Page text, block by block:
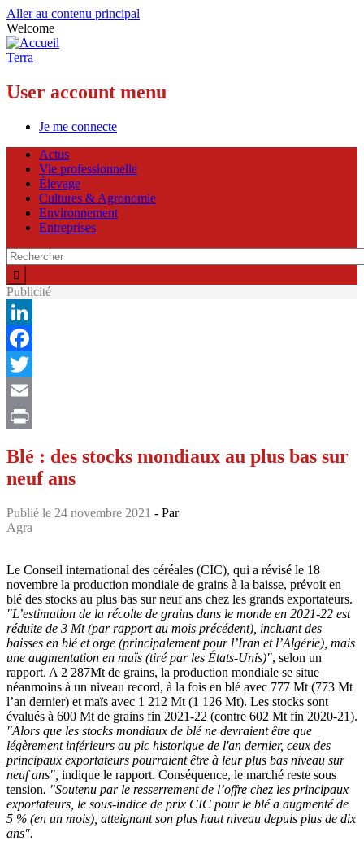
Aller au contenu principal
Welcome
Terra
User account menu
Je me connecte
Actus
Vie professionnelle
Élevage
Cultures & Agronomie
Environnement
Entreprises
Publicité
LinkedIn
Facebook
Twitter
Email
Blé : des stocks mondiaux au plus bas sur
neuf ans
Publié le 24 novembre 2021 - Par
Agra
Le Conseil international des céréales (CIC), qui a révisé le 18
novembre la production mondiale de grains à la baisse, prévoit en
blé des stocks au plus bas sur neuf ans chez les grands exportateurs.
"L’estimation de la récolte de grains dans le monde en 2021-22 est
réduite de 3 Mt (par rapport au mois précédent), incluant des
baisses en blé et orge (principalement pour l’Iran et l’Algérie), mais
une augmentation en maïs (tiré par les États-Unis)", selon un
rapport. A 2 287Mt de grains, la production mondiale se situe
néanmoins à un niveau record, à la fois en blé avec 777 Mt (773 Mt
l’an dernier) et maïs avec 1 212 Mt (1 126 Mt). Les stocks sont
évalués à 600 Mt de grains fin 2021-22 (contre 602 Mt fin 2020-21).
"Alors que les stocks mondiaux de blé ne devraient être que
légèrement inférieurs au pic historique de l'an dernier, ceux des
principaux exportateurs pourraient être à leur plus bas niveau sur
neuf ans", indique le rapport. Conséquence, le marché reste sous
tension. "Soutenu par le resserrement de l’offre chez les principaux
exportateurs, le sous-indice de prix CIC pour le blé a augmenté de
5 % (en un mois), atteignant son plus haut niveau depuis plus de dix
ans".